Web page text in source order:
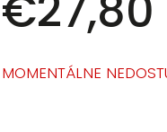
MOMENTÁLNE